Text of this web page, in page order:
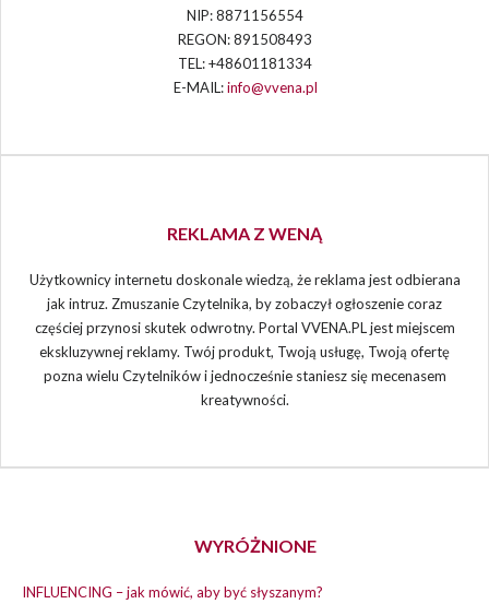
NIP: 8871156554
REGON: 891508493
TEL: +48601181334
E-MAIL:info@vvena.pl
REKLAMA Z WENĄ
Użytkownicy internetu doskonale wiedzą, że reklama jest odbierana
jak intruz. Zmuszanie Czytelnika, by zobaczył ogłoszenie coraz
częściej przynosi skutek odwrotny. Portal VVENA.PL jest miejscem
ekskluzywnej reklamy. Twój produkt, Twoją usługę, Twoją ofertę
pozna wielu Czytelników i jednocześnie staniesz się mecenasem
kreatywności.
WYRÓŻNIONE
INFLUENCING – jak mówić, aby być słyszanym?